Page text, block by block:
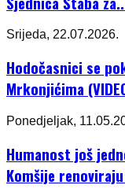
Srijeda, 22.07.2026.
Hodočasnici se
Mrkonjićima
Ponedjeljak,
Humanost još
Komšije